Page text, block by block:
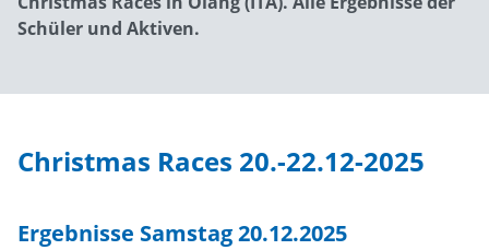
Schüler und Aktiven.
Christmas Races 20.-22.12-2025
Ergebnisse Samstag 20.12.2025